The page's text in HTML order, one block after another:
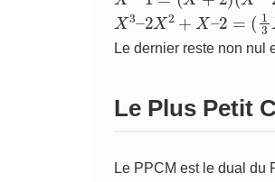
X3 2X2 + X–2 =( 1 3X –
Le dernier reste non nul
Le Plus Petit
Le PPCM est le dual du